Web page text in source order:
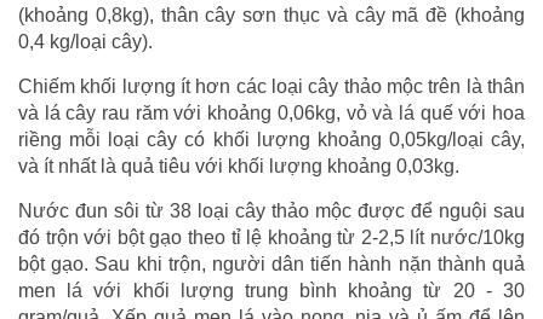
(khoảng 0,8kg), thân cây sơn thục và cây mã đề (khoảng
0,4 kg/loại cây).
Chiếm khối lượng ít hơn các loại cây thảo mộc trên là thân
và lá cây rau răm với khoảng 0,06kg, vỏ và lá quế với hoa
riềng mỗi loại cây có khối lượng khoảng 0,05kg/loại cây,
và ít nhất là quả tiêu với khối lượng khoảng 0,03kg.
Nước đun sôi từ 38 loại cây thảo mộc được để nguội sau
đó trộn với bột gạo theo tỉ lệ khoảng từ 2-2,5 lít nước/10kg
bột gạo. Sau khi trộn, người dân tiến hành nặn thành quả
men lá với khối lượng trung bình khoảng từ 20 - 30